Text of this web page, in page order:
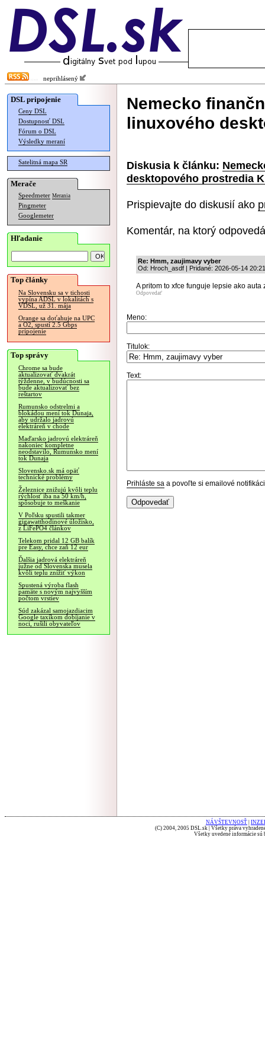
neprihlásený
DSL pripojenie
Ceny DSL
Dostupnosť DSL
Fórum o DSL
Výsledky meraní
Satelitná mapa SR
Merače
Speedmeter Merania
Pingmeter
Googlemeter
Hľadanie
Top články
Na Slovensku sa v tichosti
vypína ADSL v lokalitách s
VDSL, už 31. mája
Orange sa doťahuje na UPC
a O2, spustí 2.5 Gbps
pripojenie
Top správy
Chrome sa bude
aktualizovať dvakrát
týždenne, v budúcnosti sa
bude aktualizovať bez
reštartov
Rumunsko odstrelmi a
blokádou mení tok Dunaja,
aby udržalo jadrovú
elektráreň v chode
Maďarsko jadrovú elektráreň
nakoniec kompletne
neodstavilo, Rumunsko mení
tok Dunaja
Slovensko.sk má opäť
technické problémy
Železnice znižujú kvôli teplu
rýchlosť iba na 50 km/h,
spôsobuje to meškanie
V Poľsku spustili takmer
gigawatthodinové úložisko,
z LiFePO4 článkov
Telekom pridal 12 GB balík
pre Easy, chce zaň 12 eur
Ďalšia jadrová elektráreň
južne od Slovenska musela
kvôli teplu znížiť výkon
Spustená výroba flash
pamäte s novým najvyšším
počtom vrstiev
Súd zakázal samojazdiacim
Google taxíkom dobíjanie v
noci, rušili obyvateľov
Nemecko
linuxového
Diskusia k článku:
desktopového prostredia
Prispievajte do diskusií ako
Komentár, na ktorý
Re: Hmm, zaujimavy vyber
Od: Hroch_asdf | Pridané: 2026-05-14
A pritom to xfce funguje lepsie ako auta
Odpovedať
Meno:
Titulok:
Text:
Prihláste sa a povoľte si emailové
NÁVŠTEVNOSŤ
(C) 2004, 2005 DSL.sk | Všetky práva
Všetky uvedené informácie sú